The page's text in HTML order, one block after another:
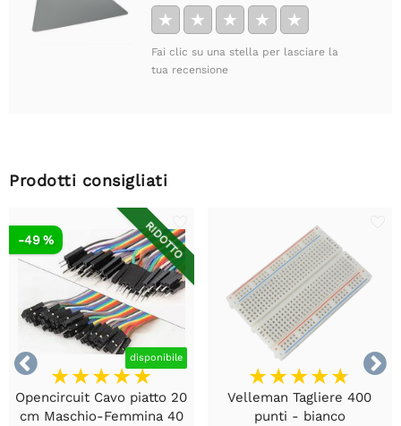
★ ★ ★ ★ ★
Fai clic su una stella per lasciare la
tua recensione
Prodotti consigliati


RIDOTTO
disponibile
-49 %
Opencircuit Cavo piatto 20
cm Maschio-Femmina 40
Velleman Tagliere 400
punti - bianco